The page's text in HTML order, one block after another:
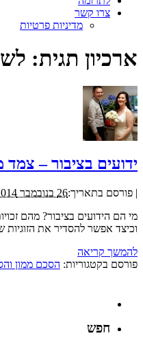
צרו קשר
מדיניות פרטיות
ארכיון תגית:
ידועים בציבור –
| פורסם בתאריך:26 בנובמבר 2014
מי הם הידועים בציבור? מהם
וכיצד אפשר להסדיר את הזוגיות
להמשך קריאה
פורסם בקטגוריות: הסכם ממון
חפש